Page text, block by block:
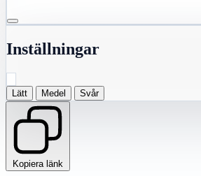
Inställningar
Lätt Medel Svår
Kopiera länk